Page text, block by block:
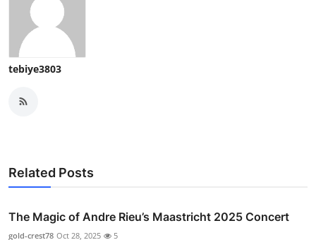
tebiye3803
Related Posts
The Magic of Andre Rieu’s Maastricht 2025 Concert
gold-crest78 Oct 28, 2025 5